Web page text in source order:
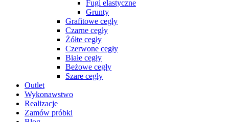
Fugi elastyczne
Grunty
Grafitowe cegły
Czarne cegły
Żółte cegły
Czerwone cegły
Białe cegły
Beżowe cegły
Szare cegły
Outlet
Wykonawstwo
Realizacje
Zamów próbki